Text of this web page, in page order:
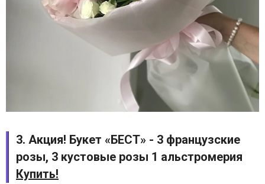
3. Акция! Букет «БЕСТ» - 3 французские
розы, 3 кустовые розы 1 альстромерия
Купить!